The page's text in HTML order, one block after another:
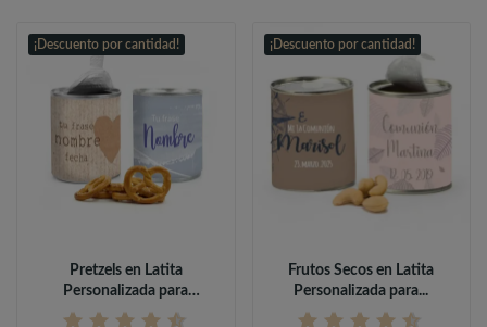
¡Descuento por cantidad!
Pretzels en Latita
Personalizada para
Detalles...
¡Descuento por cantidad!
Frutos Secos en Latita
Personalizada para...